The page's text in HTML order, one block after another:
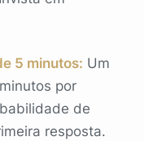
5 minutos: Um
por
de
resposta.